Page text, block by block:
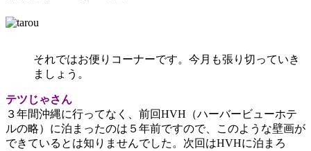
それではお便りコーナーです。今月も張り切っていき
ましょう。
テツじゃさん
３年間沖縄に行ってなく、前回HVH（ハーバービューホテ
ルの略）に泊まったのは５年前ですので、このような壁画が
できているとは知りませんでした。次回はHVHに泊まろ